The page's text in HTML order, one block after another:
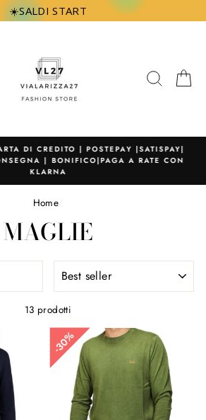
☀️SALDI START
DI CREDITO | POSTEPAY |SATISPAY|
| BONIFICO|PAGA A RATE CON
KLARNA
Home/
MAGLIE
PER
13 prodotti
30%
30%